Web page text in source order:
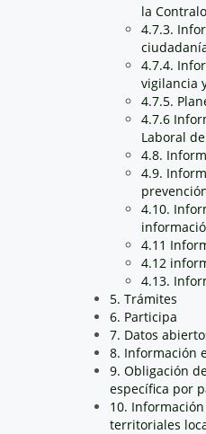
la
4.7.3.
4.7.4.
vigilancia
4.7.5.
4.7.6
Laboral
4.8.
4.9.
4.10.
4.11
4.12
4.13.
5. Trámites
6. Participa
7. Datos
8. Información
9. Obligación
específica por
10.
territoriales